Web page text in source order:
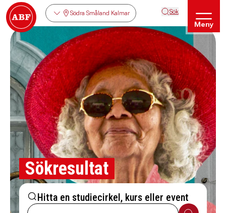
Södra Småland Kalmar Sök
Meny
Sökresultat
Hitta en studiecirkel, kurs eller event